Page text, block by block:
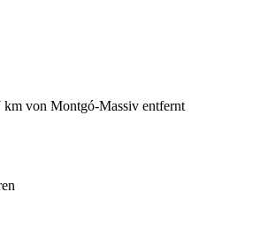
von Montgó-Massiv entfernt